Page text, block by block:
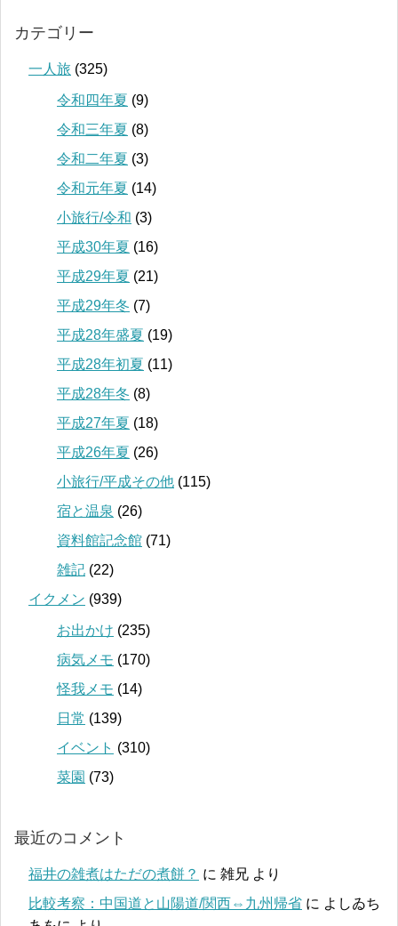
カテゴリー
一人旅 (325)
令和四年夏 (9)
令和三年夏 (8)
令和二年夏 (3)
令和元年夏 (14)
小旅行/令和 (3)
平成30年夏 (16)
平成29年夏 (21)
平成29年冬 (7)
平成28年盛夏 (19)
平成28年初夏 (11)
平成28年冬 (8)
平成27年夏 (18)
平成26年夏 (26)
小旅行/平成その他 (115)
宿と温泉 (26)
資料館記念館 (71)
雑記 (22)
イクメン (939)
お出かけ (235)
病気メモ (170)
怪我メモ (14)
日常 (139)
イベント (310)
菜園 (73)
最近のコメント
福井の雑煮はただの煮餅？ に 雑兄 より
比較考察：中国道と山陽道/関西⇔九州帰省 に よしゐち